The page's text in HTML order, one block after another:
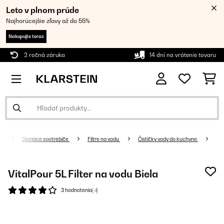
Leto v plnom prúde
Najhorúcejšie zľavy až do 55%
Nakupujte teraz
2 ročná záruka 14 dní na vrátenie tovaru
Domáce spotrebiče Filtre na vodu Čističky vody do kuchyne
VitalPour 5L Filter na vodu Biela
3 hodnotenia(-í)